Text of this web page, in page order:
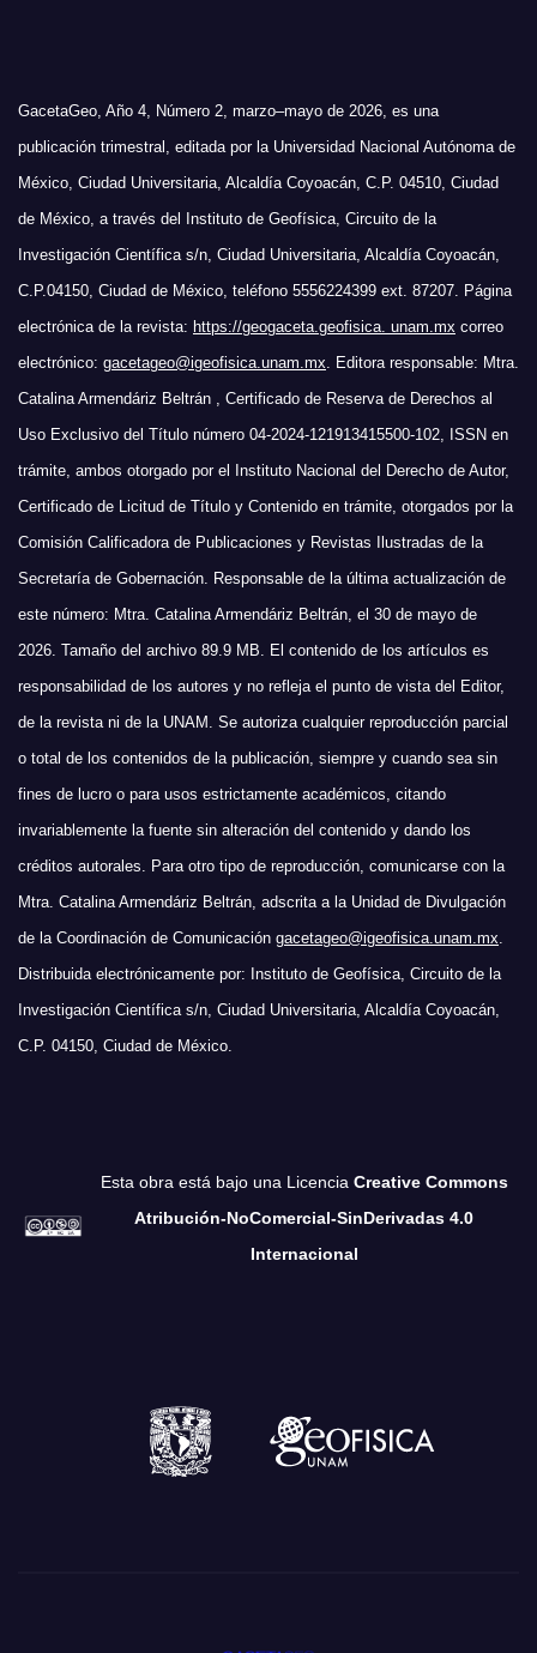
GacetaGeo, Año 4, Número 2, marzo–mayo de 2026, es una
publicación trimestral, editada por la Universidad Nacional Autónoma de
México, Ciudad Universitaria, Alcaldía Coyoacán, C.P. 04510, Ciudad
de México, a través del Instituto de Geofísica, Circuito de la
Investigación Científica s/n, Ciudad Universitaria, Alcaldía Coyoacán,
C.P.04150, Ciudad de México, teléfono 5556224399 ext. 87207. Página
electrónica de la revista: https://geogaceta.geofisica. unam.mx correo
electrónico: gacetageo@igeofisica.unam.mx. Editora responsable: Mtra.
Catalina Armendáriz Beltrán , Certificado de Reserva de Derechos al
Uso Exclusivo del Título número 04-2024-121913415500-102, ISSN en
trámite, ambos otorgado por el Instituto Nacional del Derecho de Autor,
Certificado de Licitud de Título y Contenido en trámite, otorgados por la
Comisión Calificadora de Publicaciones y Revistas Ilustradas de la
Secretaría de Gobernación. Responsable de la última actualización de
este número: Mtra. Catalina Armendáriz Beltrán, el 30 de mayo de
2026. Tamaño del archivo 89.9 MB. El contenido de los artículos es
responsabilidad de los autores y no refleja el punto de vista del Editor,
de la revista ni de la UNAM. Se autoriza cualquier reproducción parcial
o total de los contenidos de la publicación, siempre y cuando sea sin
fines de lucro o para usos estrictamente académicos, citando
invariablemente la fuente sin alteración del contenido y dando los
créditos autorales. Para otro tipo de reproducción, comunicarse con la
Mtra. Catalina Armendáriz Beltrán, adscrita a la Unidad de Divulgación
de la Coordinación de Comunicación gacetageo@igeofisica.unam.mx.
Distribuida electrónicamente por: Instituto de Geofísica, Circuito de la
Investigación Científica s/n, Ciudad Universitaria, Alcaldía Coyoacán,
C.P. 04150, Ciudad de México.
Esta obra está bajo una Licencia Creative Commons
Atribución-NoComercial-SinDerivadas 4.0
Internacional